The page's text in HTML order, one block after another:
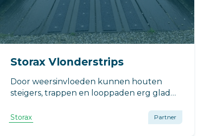
Storax Vlonderstrips
Door weersinvloeden kunnen houten
steigers, trappen en looppaden erg glad
worden met Ultragrip antislip
Storax Partner